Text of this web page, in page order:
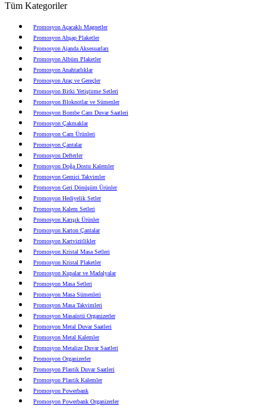
Tüm Kategoriler
Promosyon Açacaklı Magnetler
Promosyon Ahşap Plaketler
Promosyon Ajanda Aksesuarları
Promosyon Albüm Plaketler
Promosyon Anahtarlıklar
Promosyon Araç ve Gereçler
Promosyon Bitki Yetiştirme Setleri
Promosyon Bloknotlar ve Sümenler
Promosyon Bombe Cam Duvar Saatleri
Promosyon Çakmaklar
Promosyon Cam Ürünleri
Promosyon Çantalar
Promosyon Defterler
Promosyon Doğa Dostu Kalemler
Promosyon Gemici Takvimler
Promosyon Geri Dönüşüm Ürünler
Promosyon Hediyelik Setler
Promosyon Kalem Setleri
Promosyon Karışık Ürünler
Promosyon Karton Çantalar
Promosyon Kartvizitlikler
Promosyon Kristal Masa Setleri
Promosyon Kristal Plaketler
Promosyon Kupalar ve Madalyalar
Promosyon Masa Setleri
Promosyon Masa Sümenleri
Promosyon Masa Takvimleri
Promosyon Masaüstü Organizerler
Promosyon Metal Duvar Saatleri
Promosyon Metal Kalemler
Promosyon Metalize Duvar Saatleri
Promosyon Organizerler
Promosyon Plastik Duvar Saatleri
Promosyon Plastik Kalemler
Promosyon Powerbank
Promosyon Powerbank Organizerler